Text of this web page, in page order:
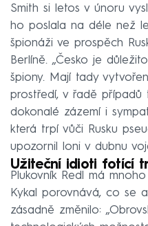
Smith si letos v únoru
ho poslala na déle než
špionáži ve prospěch
Berlíně. „Česko je
špiony. Mají tady
prostředí, v řadě případů
dokonalé zázemí i
která trpí vůči Rusku
upozornil loni v dubnu
Užiteční idioti fotící
Plukovník Redl má
Kykal porovnává, co se
zásadně změnilo: